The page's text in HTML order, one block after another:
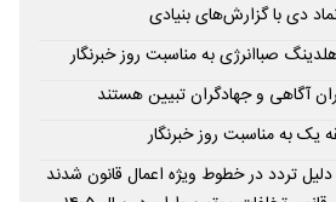
دی با گزارش‌های بنیادی
صباانرژی به مناسبت روز خبرنگار
آگاهی و جهادگران تبیین هستند
یک به مناسبت روز خبرنگار
دلیل تردد در خطوط ویژه اعمال قانون شدند